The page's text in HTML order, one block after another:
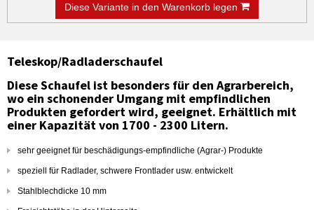
Diese Variante in den Warenkorb legen
Teleskop/Radladerschaufel
Diese Schaufel ist besonders für den Agrarbereich,
wo ein schonender Umgang mit empfindlichen
Produkten gefordert wird, geeignet. Erhältlich mit
einer Kapazität von 1700 - 2300 Litern.
sehr geeignet für beschädigungs-empfindliche (Agrar-) Produkte
speziell für Radlader, schwere Frontlader usw. entwickelt
Stahlblechdicke 10 mm